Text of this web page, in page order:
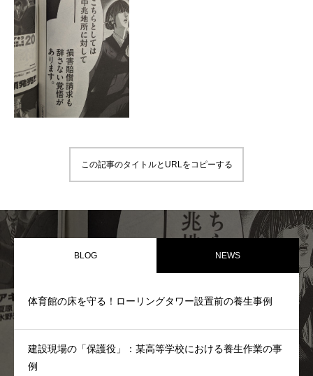
この記事のタイトルとURLをコピーする
BLOG NEWS
体育館の床を守る！ローリングタワー設置前の養生事例
建設現場の「保護役」：某高等学校における養生作業の事
例